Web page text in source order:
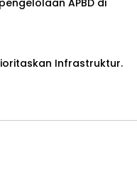
Infrastruktur.